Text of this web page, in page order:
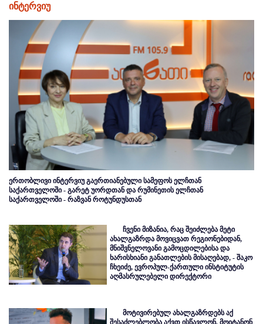
ინტერვიუ
ერთობლივი ინტერვიუ გაერთიანებული სამეფოს ელჩთან
საქართველოში - გარეტ უორდთან და რუმინეთის ელჩთან
საქართველოში - რაზვან როტუნდუსთან
ჩვენი მიზანია, რაც შეიძლება მეტი
ახალგაზრდა მოვიცვათ რეგიონებიდან,
მნიშვნელოვანი გამოცდილებისა და
ხარისხიანი განათლების მისაღებად, - შაკო
ჩხეიძე, ევროპულ-ქართული ინსტიტუტის
აღმასრულებელი დირექტორი
მოტივირებულ ახალგაზრდებს აქ
შესაძლებლობა აქვთ ისწავლონ, მოიტანონ